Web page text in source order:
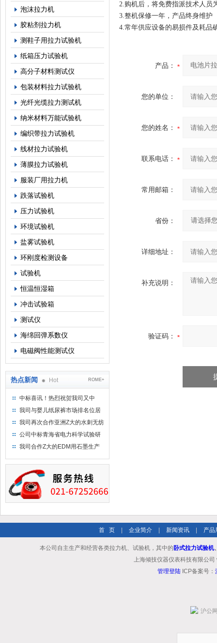
泡沫拉力机
胶粘剂拉力机
测鞋子用拉力试验机
纸箱压力试验机
高分子材料测试仪
包装材料拉力试验机
光纤光缆拉力测试机
纳米材料万能试验机
编织带拉力试验机
线材拉力试验机
薄膜拉力试验机
服装厂用拉力机
跌落试验机
压力试验机
环境试验机
盐雾试验机
环刚度检测设备
试验机
恒温恒湿箱
冲击试验箱
测试仪
海绵回弹系数仪
电磁阀性能测试仪
热点新闻 Hot ROME+
中标喜讯！热烈祝贺我司又中
标！
我司与婴儿纸尿裤市场排名位居
名的全日美实业合作成功！
我司再次合作亚洲Z大的水刺无纺
布供应商-南六企业！
公司中标青海省电力科学试验研
究院！
我司合作Z大的EDM用石墨生产
2.购机后，将免费指派技术人员
3.整机保修一年，产品终身维护
4.常年供应设备的易损件及耗品
产品：
您的单位：
您的姓名：
联系电话：
常用邮箱：
省份：
详细地址：
补充说明：
验证码：
首 页 企业简介 新闻资讯 产品
本公司自主生产和经营各类拉力机、试验机，其中的 卧式拉力试验机
上海倾技仪器仪表科技有限公
管理登陆 ICP备案号：
沪公